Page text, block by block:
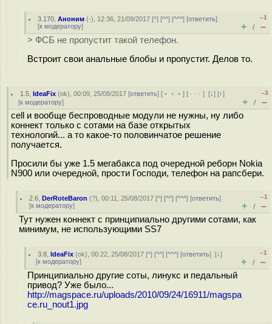
3.170 ,Аноним (-), 12:36, 21/09/2017 [^] [^^] [^^^] [ответить]
[к модератору]
–1
+ / –
> ФСБ не пропустит такой телефон.
Встроит свои анальные блобы и пропустит. Делов то.
1.5 ,IdeaFix (ok), 00:09, 25/08/2017 [ответить] [ ﹢﹢﹢] [ · · ·][↓] [↑]
[к модератору]
–3
+ / –
cell и вообще беспроводные модули не нужны, ну либо
коннект только с сотами на базе открытых
технологий... а то какое-то половинчатое решение
получается.
Просили бы уже 1.5 мегабакса под очередной реборн Nokia
N900 или очередной, прости Господи, телефон на рапсбери.
2.6 ,DerRoteBaron (?), 00:11, 25/08/2017 [^] [^^] [^^^] [ответить]
[к модератору]
–1
+ / –
Тут нужен коннект с принципиально другими сотами, как
минимум, не использующими SS7
3.8 ,IdeaFix (ok), 00:22, 25/08/2017 [^] [^^] [^^^] [ответить][↓]
[к модератору]
–1
+ / –
Принципиально другие соты, линукс и педальный
привод? Уже было...
http://magspace.ru/uploads/2010/09/24/16911/magspa
ce.ru_nout1.jpg